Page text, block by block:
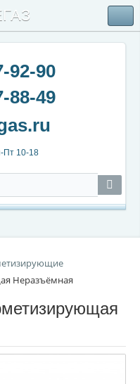
92-90
88-49
Пт 10-18
Неразъёмная